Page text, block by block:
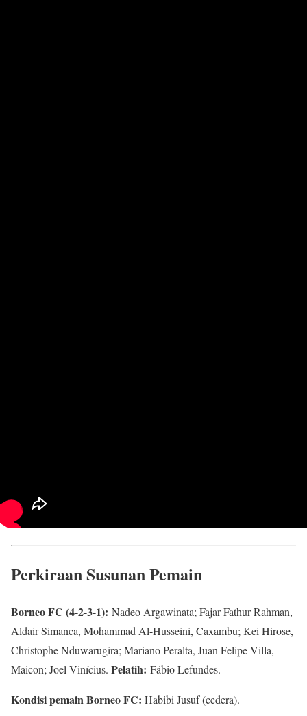
Perkiraan Susunan Pemain
Borneo FC (4-2-3-1): Nadeo Argawinata; Fajar Fathur Rahman,
Aldair Simanca, Mohammad Al-Husseini, Caxambu; Kei Hirose,
Christophe Nduwarugira; Mariano Peralta, Juan Felipe Villa,
Maicon; Joel Vinícius. Pelatih: Fábio Lefundes.
Kondisi pemain Borneo FC: Habibi Jusuf (cedera).